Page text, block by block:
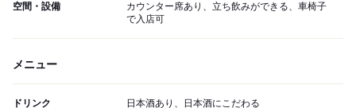
空間・設備
カウンター席あり、立ち飲みができる、車椅子
で入店可
メニュー
ドリンク 日本酒あり、日本酒にこだわる